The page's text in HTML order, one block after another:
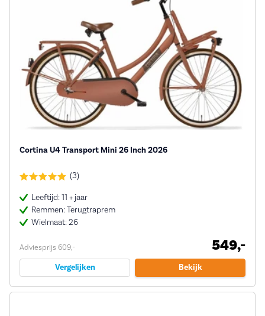
Cortina U4 Transport Mini 26 Inch 2026
(3)
Leeftijd: 11 + jaar
Remmen: Terugtraprem
Wielmaat: 26
Adviesprijs 609,- 549,-
Vergelijken Bekijk